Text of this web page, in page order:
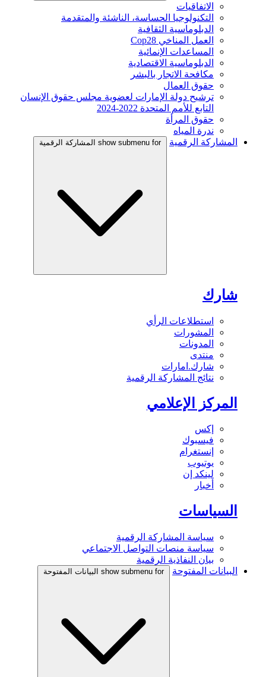
الاتفاقيات
التكنولوجيا الحساسة، الناشئة والمتقدمة
الدبلوماسية الثقافية
العمل المناخي Cop28
المساعدات الإنمائية
الدبلوماسية الاقتصادية
مكافحة الاتجار بالبشر
حقوق العمال
ترشيح دولة الإمارات لعضوية مجلس حقوق الإنسان
التابع للأمم المتحدة 2022-2024
حقوق المرأة
ندرة المياه
المشاركة الرقمية
show submenu for المشاركة الرقمية
شارك
استطلاعات الرأي
المشورات
المدونات
منتدى
شارك.امارات
نتائج المشاركة الرقمية
المركز الإعلامي
إكس
فيسبوك
إنستغرام
يوتيوب
لينكد إن
أخبار
السياسات
سياسة المشاركة الرقمية
سياسة منصات التواصل الاجتماعي
بيان النفاذية الرقمية
البيانات المفتوحة
show submenu for البيانات المفتوحة